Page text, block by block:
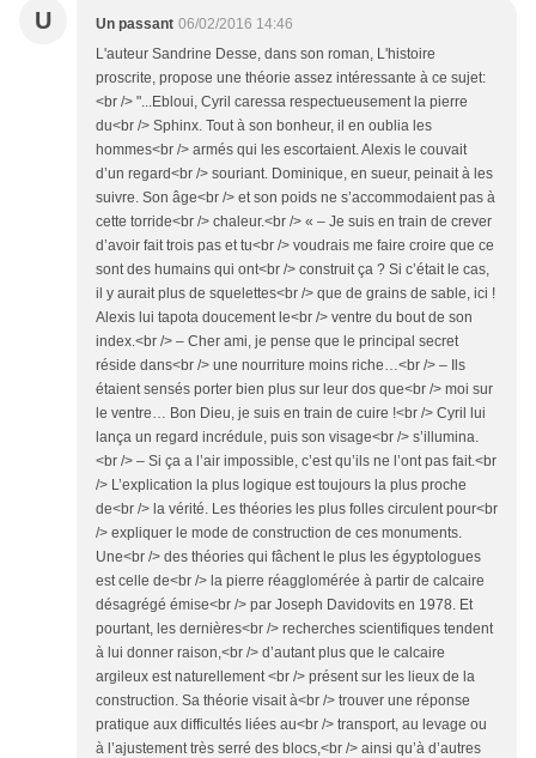
U Un passant 06/02/2016 14:46
L'auteur Sandrine Desse, dans son roman, L'histoire
proscrite, propose une théorie assez intéressante à ce sujet:
<br /> "...Ebloui, Cyril caressa respectueusement la pierre
du<br /> Sphinx. Tout à son bonheur, il en oublia les
hommes<br /> armés qui les escortaient. Alexis le couvait
d’un regard<br /> souriant. Dominique, en sueur, peinait à les
suivre. Son âge<br /> et son poids ne s’accommodaient pas à
cette torride<br /> chaleur.<br /> « – Je suis en train de crever
d’avoir fait trois pas et tu<br /> voudrais me faire croire que ce
sont des humains qui ont<br /> construit ça ? Si c’était le cas,
il y aurait plus de squelettes<br /> que de grains de sable, ici !
Alexis lui tapota doucement le<br /> ventre du bout de son
index.<br /> – Cher ami, je pense que le principal secret
réside dans<br /> une nourriture moins riche…<br /> – Ils
étaient sensés porter bien plus sur leur dos que<br /> moi sur
le ventre… Bon Dieu, je suis en train de cuire !<br /> Cyril lui
lança un regard incrédule, puis son visage<br /> s’illumina.
<br /> – Si ça a l’air impossible, c’est qu’ils ne l’ont pas fait.<br
/> L’explication la plus logique est toujours la plus proche
de<br /> la vérité. Les théories les plus folles circulent pour<br
/> expliquer le mode de construction de ces monuments.
Une<br /> des théories qui fâchent le plus les égyptologues
est celle de<br /> la pierre réagglomérée à partir de calcaire
désagrégé émise<br /> par Joseph Davidovits en 1978. Et
pourtant, les dernières<br /> recherches scientifiques tendent
à lui donner raison,<br /> d’autant plus que le calcaire
argileux est naturellement <br /> présent sur les lieux de la
construction. Sa théorie visait à<br /> trouver une réponse
pratique aux difficultés liées au<br /> transport, au levage ou
à l’ajustement très serré des blocs,<br /> ainsi qu’à d’autres